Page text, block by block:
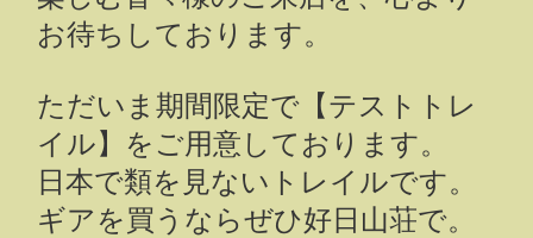
お待ちしております。
ただいま期間限定で【テストトレ
イル】をご用意しております。
日本で類を見ないトレイルです。
ギアを買うならぜひ好日山荘で。